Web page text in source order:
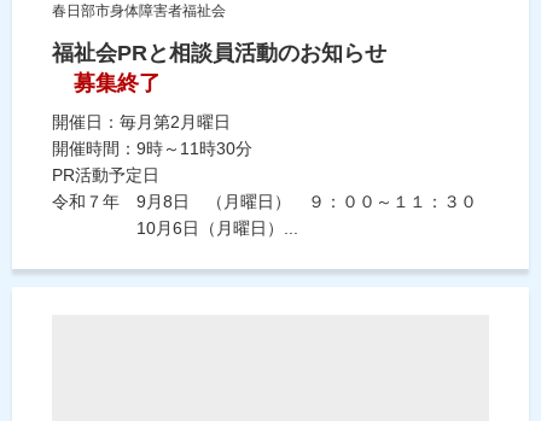
春日部市身体障害者福祉会
福祉会PRと相談員活動のお知らせ
募集終了
開催日：毎月第2月曜日
開催時間：9時～11時30分
PR活動予定日
令和７年 9月8日 （月曜日） ９：００～１１：３０
10月6日（月曜日）...